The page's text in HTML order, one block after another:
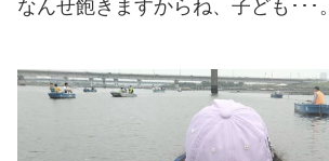
なんせ飽きますからね、子ども･･･。